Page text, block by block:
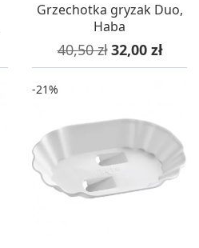
Grzechotka gryzak Duo,
Haba
Cena podstawowa
40,50 zł Cena
32,00 zł
-21%